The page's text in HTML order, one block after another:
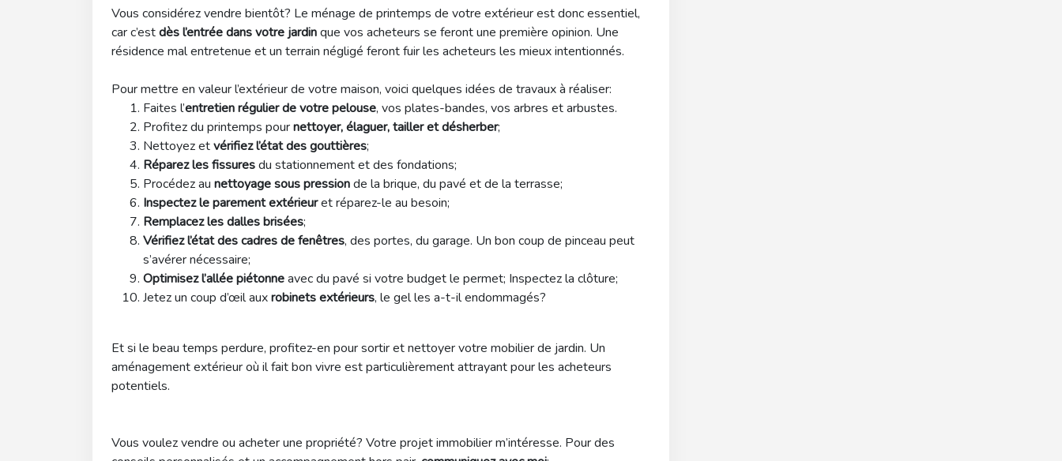
Vous considérez vendre bientôt? Le ménage de printemps de votre extérieur est donc essentiel,
car c’estdès l’entrée dans votre jardinque vos acheteurs se feront une première opinion. Une
résidence mal entretenue et un terrain négligé feront fuir les acheteurs les mieux intentionnés.
Pour mettre en valeur l’extérieur de votre maison, voici quelques idées de travaux à réaliser:
Faites l’entretien régulier de votre pelouse, vos plates-bandes, vos arbres et arbustes.
Profitez du printemps pournettoyer, élaguer, tailler et désherber;
Nettoyez etvérifiez l’état des gouttières;
Réparez les fissuresdu stationnement et des fondations;
Procédez au nettoyage sous pressionde la brique, du pavé et de la terrasse;
Inspectez le parement extérieuret réparez-le au besoin;
Remplacez les dalles brisées;
Vérifiez l’état des cadres de fenêtres, des portes, du garage. Un bon coup de pinceau peut
s’avérer nécessaire;
Optimisez l’allée piétonneavec du pavé si votre budget le permet; Inspectez la clôture;
Jetez un coup d’œil auxrobinets extérieurs, le gel les a-t-il endommagés?
Et si le beau temps perdure, profitez-en pour sortir et nettoyer votre mobilier de jardin. Un
aménagement extérieur où il fait bon vivre est particulièrement attrayant pour les acheteurs
potentiels.
Vous voulez vendre ou acheter une propriété? Votre projet immobilier m’intéresse. Pour des